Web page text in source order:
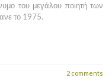
του μεγάλου ποιητή των
το 1975.
2 comments